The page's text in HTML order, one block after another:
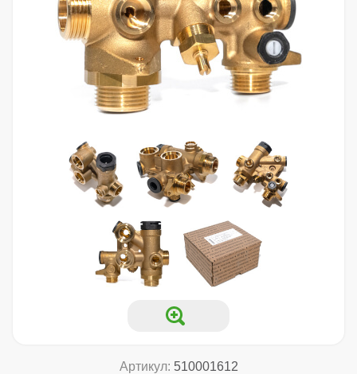
Артикул: 510001612